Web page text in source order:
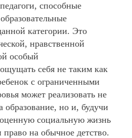
способные
категории. Это
нравственной
особый
себя не таким как
с ограниченными
может реализовать не
образование, но и, будучи
социальную жизнь
право на обычное детство.